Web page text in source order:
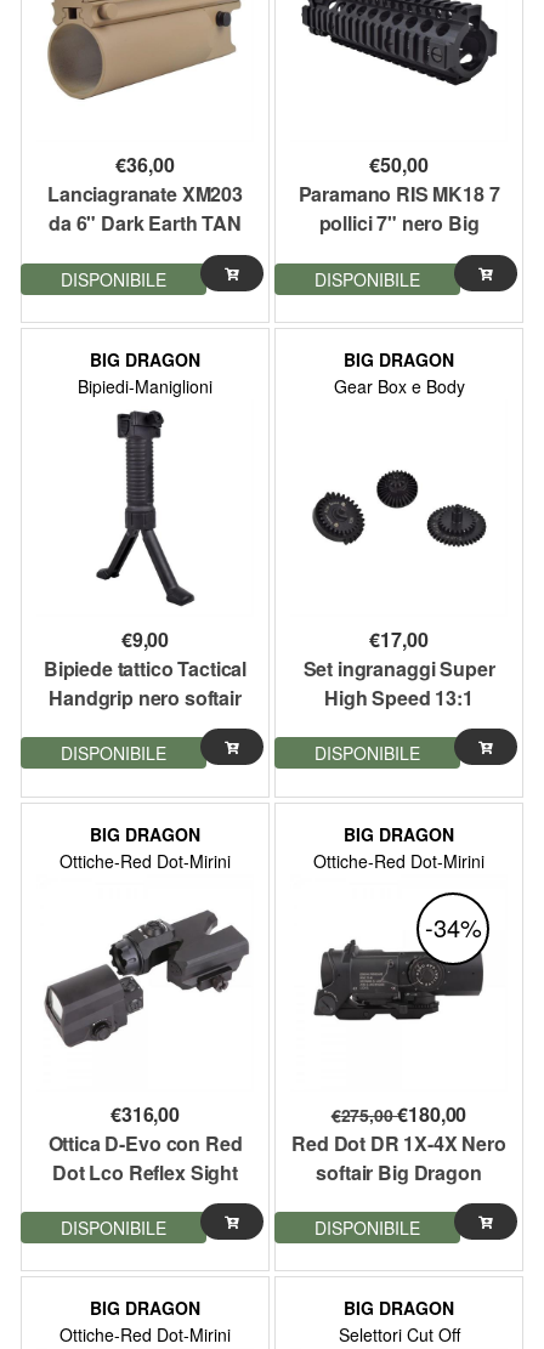
€36,00
Lanciagranate XM203
da 6" Dark Earth TAN
DISPONIBILE
€50,00
Paramano RIS MK18 7
pollici 7" nero Big
DISPONIBILE
BIG DRAGON
Bipiedi-Maniglioni
€9,00
Bipiede tattico Tactical
Handgrip nero softair
DISPONIBILE
BIG DRAGON
Gear Box e Body
€17,00
Set ingranaggi Super
High Speed 13:1
gearbox II e III gen.
acciaio Big Dragon
DISPONIBILE
BIG DRAGON
Ottiche-Red Dot-Mirini
€316,00
Ottica D-Evo con Red
Dot Lco Reflex Sight
nero Big Dragon
DISPONIBILE
BIG DRAGON
Ottiche-Red Dot-Mirini
-34%
€275,00€180,00
Red Dot DR 1X-4X Nero
softair Big Dragon
DISPONIBILE
BIG DRAGON
Ottiche-Red Dot-Mirini
BIG DRAGON
Selettori Cut Off